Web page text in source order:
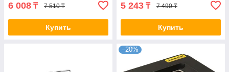
6 008 ₸ 7 510 ₸
Купить
5 243 ₸ 7 490 ₸
Купить
–20%